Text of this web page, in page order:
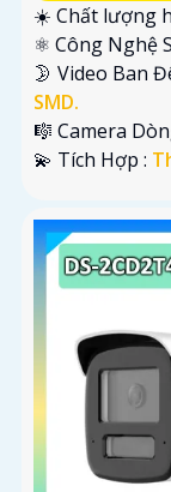
☀️ Chất lượng
⚛️ Công Nghệ
🌛 Video Ban
SMD.
🎼️ Camera
️💫 Tích Hợp :